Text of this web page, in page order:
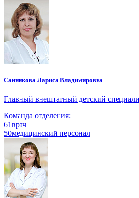
Санникова Лариса Владимировна
Главный внештатный детский
Команда отделения:
61врач
50медицинский персонал